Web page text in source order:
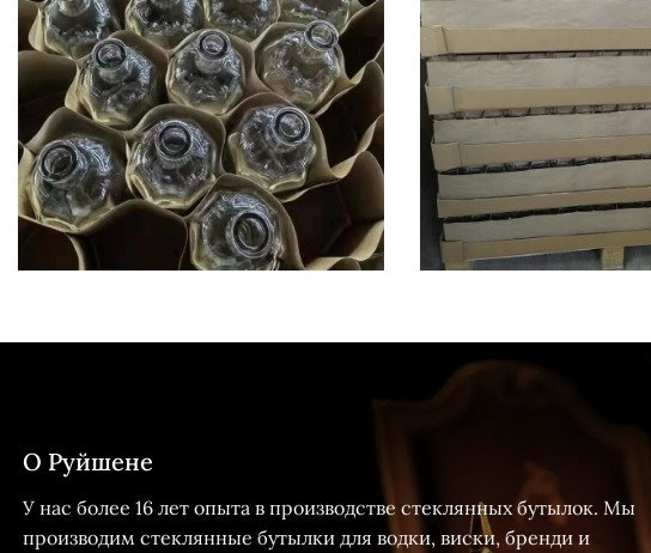
О Руйшене
У нас более 16 лет опыта в производстве стеклянных бутылок. Мы
производим стеклянные бутылки для водки, виски, бренди и